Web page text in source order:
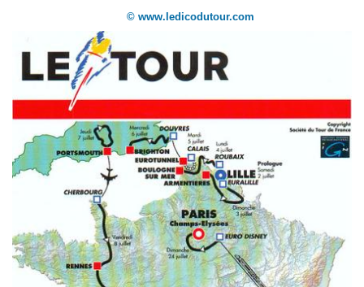
© www.ledicodutour.com